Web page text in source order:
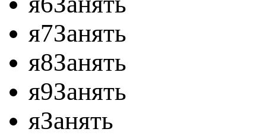
я7Занять
я8Занять
я9Занять
яЗанять